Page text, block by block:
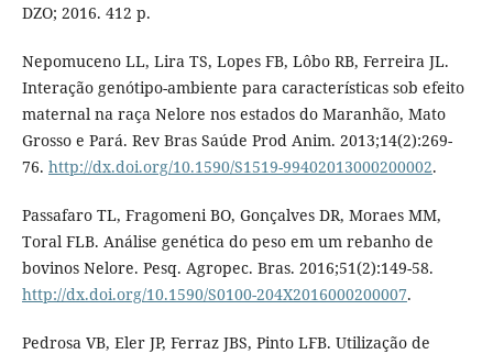
DZO; 2016. 412 p.
Nepomuceno LL, Lira TS, Lopes FB, Lôbo RB, Ferreira JL.
Interação genótipo-ambiente para características sob efeito
maternal na raça Nelore nos estados do Maranhão, Mato
Grosso e Pará. Rev Bras Saúde Prod Anim. 2013;14(2):269-
76. http://dx.doi.org/10.1590/S1519-99402013000200002.
Passafaro TL, Fragomeni BO, Gonçalves DR, Moraes MM,
Toral FLB. Análise genética do peso em um rebanho de
bovinos Nelore. Pesq. Agropec. Bras. 2016;51(2):149-58.
http://dx.doi.org/10.1590/S0100-204X2016000200007.
Pedrosa VB, Eler JP, Ferraz JBS, Pinto LFB. Utilização de